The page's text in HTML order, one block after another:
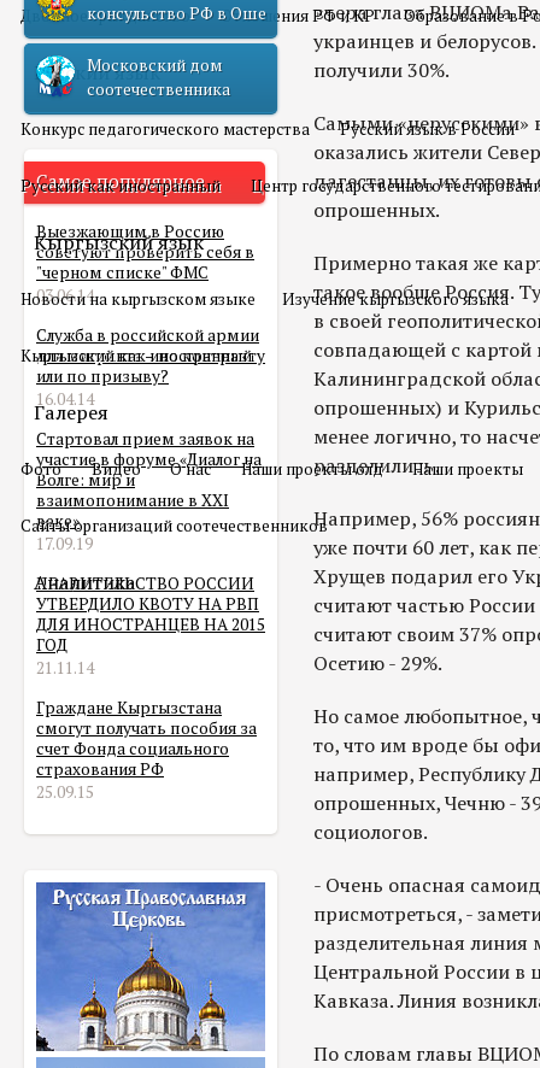
Двойное гражданство Отношения РФ и КР Образование в
Русский язык
Конкурс педагогического мастерства Русский язык в России
Русский как иностранный Центр государственного
Кыргызский язык
Новости на кыргызском языке Изучение кыргызского языка
Кыргызский как иностранный
Галерея
Фото Видео О нас Наши проекты олд Наши проекты
Сайты организаций соотечественников
Аналитика
консульство РФ в Оше
Московский дом
соотечественника
Самое популярное
Выезжающим в Россию
советуют проверить себя в
"черном списке" ФМС
03.06.14
Служба в российской армии
для мигранта – по контракту
или по призыву?
16.04.14
Стартовал прием заявок на
участие в форуме «Диалог на
Волге: мир и
взаимопонимание в XXI
веке»
17.09.19
ПРАВИТЕЛЬСТВО РОССИИ
УТВЕРДИЛО КВОТУ НА РВП
ДЛЯ ИНОСТРАНЦЕВ НА 2015
ГОД
21.11.14
Граждане Кыргызстана
смогут получать пособия за
счет Фонда социального
страхования РФ
25.09.15
вчера глава ВЦИОМа
украинцев и
получили 30%.
Самыми «нерусскими»
оказались жители
дагестанцы, их готовы
опрошенных.
Примерно такая же
такое вообще Россия.
в своей
совпадающей с
Калининградской
опрошенных) и
менее логично, то
разделились.
Например, 56%
уже почти 60 лет, как
Хрущев подарил его
считают частью
считают своим 37%
Осетию - 29%.
Но самое любопытное,
то, что им вроде бы
например, Республику
опрошенных, Чечню -
социологов.
- Очень опасная
присмотреться, -
разделительная
Центральной России в
Кавказа. Линия
По словам главы